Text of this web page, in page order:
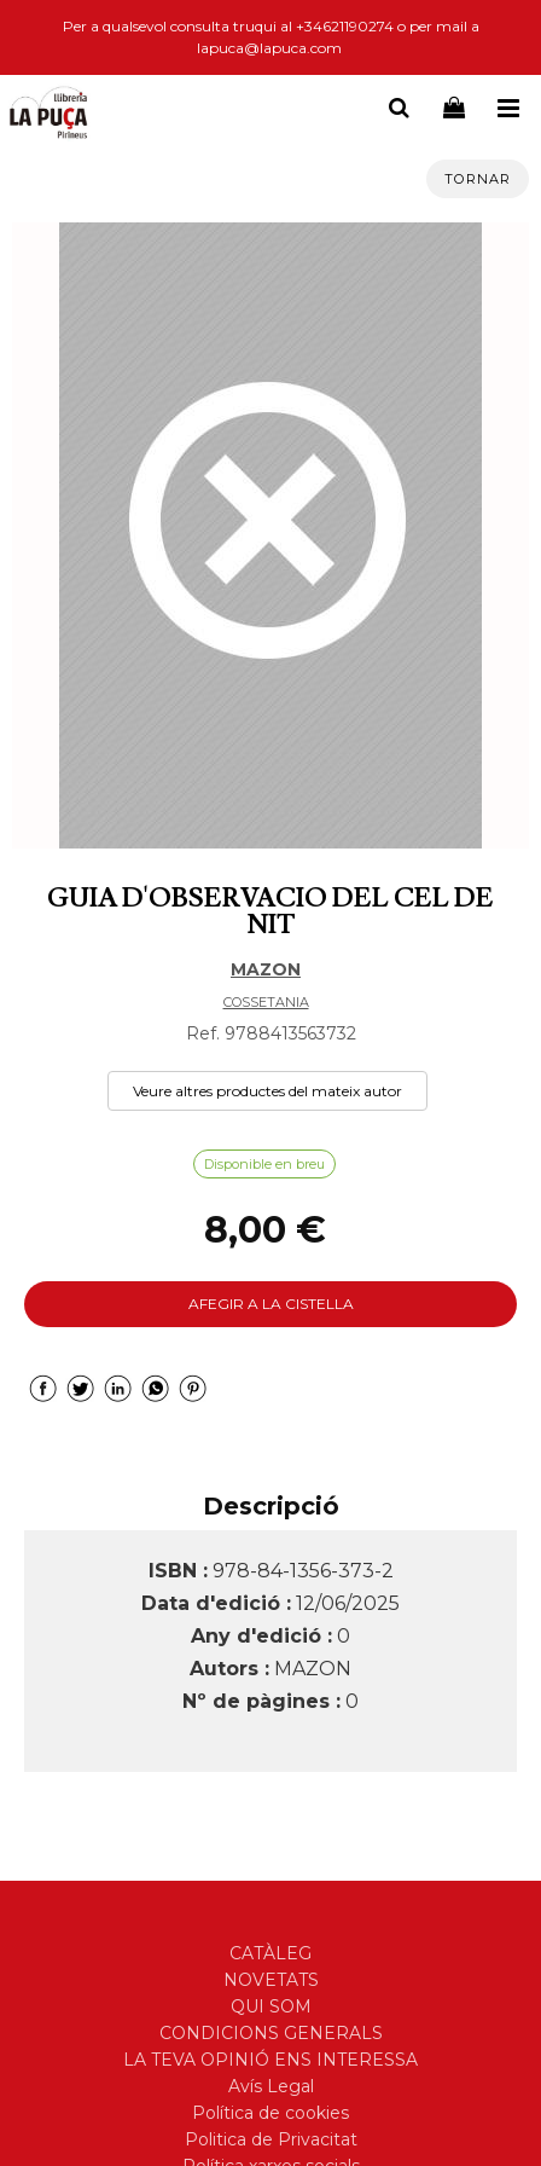
Per a qualsevol consulta truqui al +34621190274 o per mail a
lapuca@lapuca.com
TORNAR
GUIA D'OBSERVACIO DEL CEL DE
NIT
MAZON
COSSETANIA
Ref. 9788413563732
Veure altres productes del mateix autor
Disponible en breu
8,00 €
AFEGIR A LA CISTELLA
Descripció
ISBN : 978-84-1356-373-2
Data d'edició : 12/06/2025
Any d'edició : 0
Autors : MAZON
Nº de pàgines : 0
CATÀLEG
NOVETATS
QUI SOM
CONDICIONS GENERALS
LA TEVA OPINIÓ ENS INTERESSA
Avís Legal
Política de cookies
Politica de Privacitat